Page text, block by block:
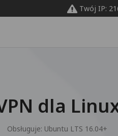
Twój IP:
dla
Obsługuje: Ubuntu LTS 16.04+